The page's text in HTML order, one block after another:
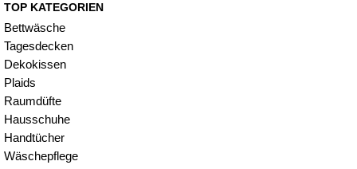
TOP KATEGORIEN
Bettwäsche
Tagesdecken
Dekokissen
Plaids
Raumdüfte
Hausschuhe
Handtücher
Wäschepflege